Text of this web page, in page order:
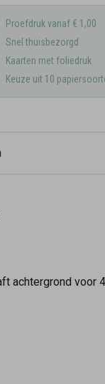
Proefdruk vanaf € 1,00
Snel thuisbezorgd
Kaarten met foliedruk
Keuze uit 10
achtergrond voor